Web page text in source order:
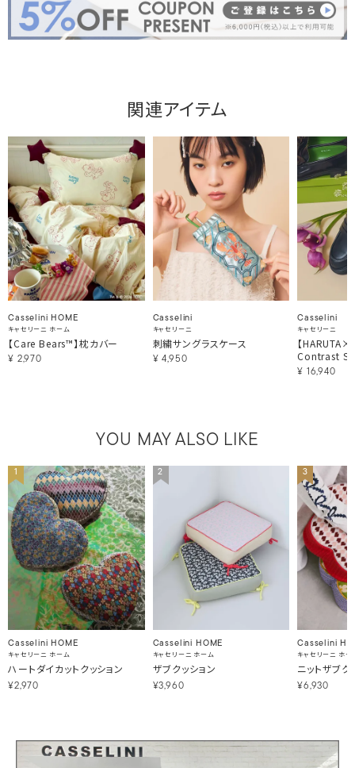
関連アイテム
Casselini HOME
キャセリーニ ホーム
【Care Bears™】枕カバー
¥ 2,970
Casselini
キャセリーニ
刺繍サングラスケース
¥ 4,950
Casselini
キャセリーニ
【
Contrast
¥ 16,940
YOU MAY ALSO LIKE
1
Casselini HOME
キャセリーニ ホーム
ハートダイカットクッション
¥2,970
2
Casselini HOME
キャセリーニ ホーム
ザブクッション
¥3,960
3
Casselini
キャセリーニ ホー
ニットザブク
¥6,930